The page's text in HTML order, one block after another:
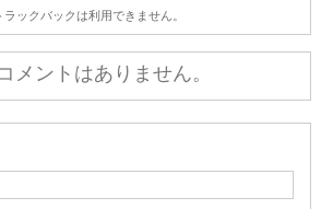
ラックバックは利用できません。
メントはありません。